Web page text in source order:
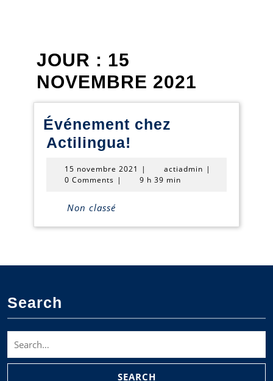
JOUR : 15
NOVEMBRE 2021
Événement chez
Actilingua!
Actilingua!
15 novembre 2021 15
novembre
| actiadmin actiadmin
|
0 Comments | 9 h 39 min
Non classé
Search
for: